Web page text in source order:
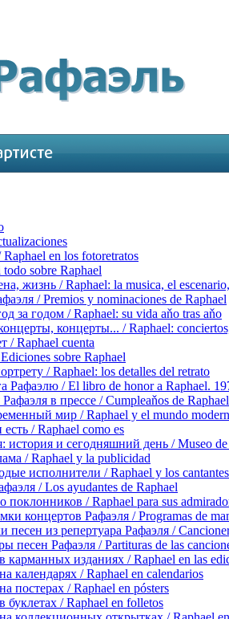
en los fotoretratos
sobre Raphael
жизнь / Raphael: la musica, el
/ Premios y nominaciones de Raphael
за годом / Raphael: su vida aňo tras aňo
концерты... / Raphael:
/ Raphael cuenta
sobre Raphael
/ Raphael: los detalles del retrato
Рафаэлю / El libro de honor a Raphael.
в прессе / Cumpleaňos de
мир / Raphael y el mundo
/ Raphael como es
история и сегодняшний день / Museo
/ Raphael y la publicidad
исполнители / Raphael y los
/ Los ayudantes de Raphael
поклонников / Raphael para sus
концертов Рафаэля / Programas de
песен из репертуара Рафаэля /
песен Рафаэля / Partituras de las
карманных изданиях / Raphael en las
календарях / Raphael en calendarios
постерах / Raphael en pósters
буклетах / Raphael en folletos